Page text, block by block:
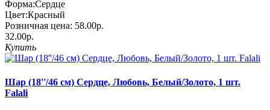
Форма:Сердце
Цвет:Красный
Розничная цена: 58.00р.
32.00р.
Купить
Шар (18''/46 см) Сердце, Любовь, Белый/Золото, 1 шт.
Falali